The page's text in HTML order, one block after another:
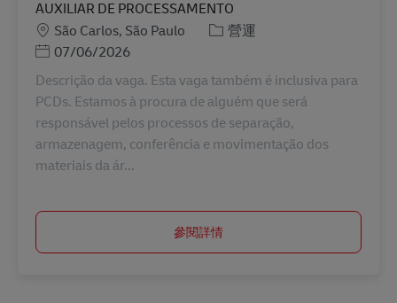
AUXILIAR DE PROCESSAMENTO
地點São Carlos, São Paulo 分類營運
Posted Date
07/06/2026
Descrição da vaga. Esta vaga também é inclusiva para
PCDs. Estamos à procura de alguém que será
responsável pelos processos de separação,
armazenagem, conferência e movimentação dos
materiais da ár...
參閱詳情